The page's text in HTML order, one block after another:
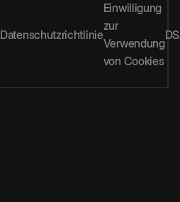
Datenschutzrichtlinie
Einwilligung
zur
Verwendung
von Cookies